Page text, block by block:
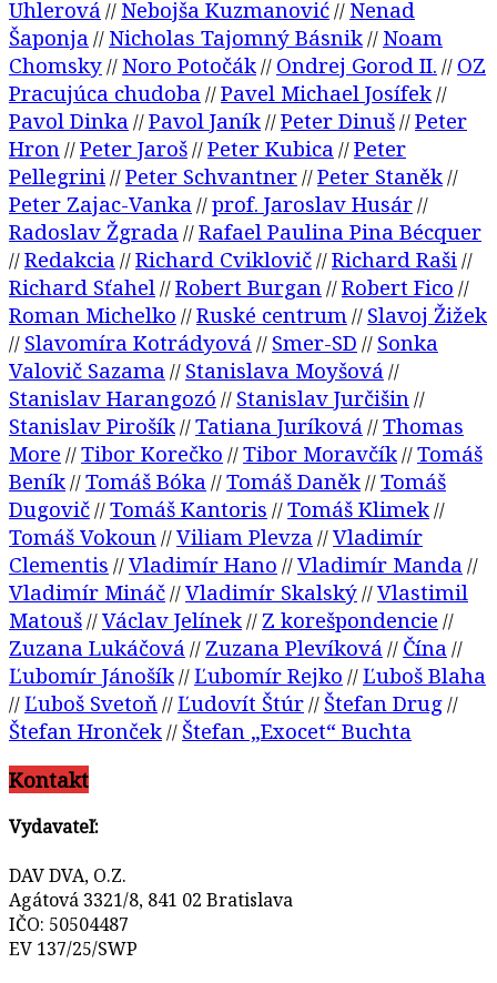
Uhlerová // Nebojša Kuzmanović// Nenad
Šaponja // Nicholas Tajomný Básnik// Noam
Chomsky// Noro Potočák// Ondrej Gorod II. // OZ
Pracujúca chudoba //Pavel Michael Josífek//
Pavol Dinka //Pavol Janík//Peter Dinuš//Peter
Hron//Peter Jaroš//Peter Kubica //Peter
Pellegrini//Peter Schvantner//Peter Staněk//
Peter Zajac-Vanka //prof. Jaroslav Husár//
Radoslav Žgrada //Rafael Paulina Pina Bécquer
//Redakcia //Richard Cviklovič//Richard Raši//
Richard Sťahel//Robert Burgan//Robert Fico //
Roman Michelko //Ruské centrum// Slavoj Žižek
// Slavomíra Kotrádyová // Smer-SD // Sonka
Valovič Sazama // Stanislava Moyšová //
Stanislav Harangozó // Stanislav Jurčišin//
Stanislav Pirošík//Tatiana Juríková //Thomas
More //Tibor Korečko //Tibor Moravčík//Tomáš
Beník//Tomáš Bóka //Tomáš Daněk//Tomáš
Dugovič//Tomáš Kantoris //Tomáš Klimek//
Tomáš Vokoun//Viliam Plevza //Vladimír
Clementis //Vladimír Hano //Vladimír Manda //
Vladimír Mináč//Vladimír Skalský//Vlastimil
Matouš//Václav Jelínek// Z korešpondencie //
Zuzana Lukáčová // Zuzana Plevíková // Čína //
Ľubomír Jánošík//Ľubomír Rejko //Ľuboš Blaha
//Ľuboš Svetoň//Ľudovít Štúr// Štefan Drug//
Štefan Hronček// Štefan „Exocet“ Buchta
Kontakt
Vydavateľ:
DAV DVA, O.Z.
Agátová 3321/8, 841 02 Bratislava
IČO: 50504487
EV 137/25/SWP